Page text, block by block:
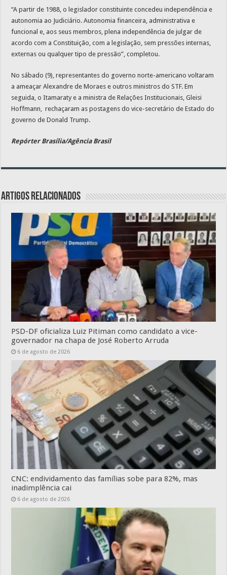
“A partir de 1988, o legislador constituinte concedeu independência e
autonomia ao Judiciário. Autonomia financeira, administrativa e
funcional e, aos seus membros, plena independência de julgar de
acordo com a Constituição, com a legislação, sem pressões internas,
externas ou qualquer tipo de pressão”, completou.
No sábado (9), representantes do governo norte-americano voltaram
a ameaçar Alexandre de Moraes e outros ministros do STF. Em
seguida, o Itamaraty e a ministra de Relações Institucionais, Gleisi
Hoffmann, rechaçaram as postagens do vice-secretário de Estado do
governo de Donald Trump.
Repórter Brasília/Agência Brasil
Artigos relacionados
PSD-DF oficializa Luiz Pitiman como candidato a vice-
governador na chapa de José Roberto Arruda
6 de agosto de 2026
CNC: endividamento das famílias sobe para 82%, mas
inadimplência cai
6 de agosto de 2026